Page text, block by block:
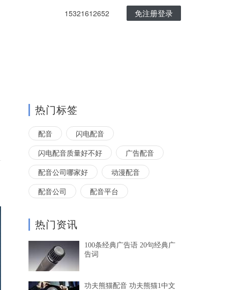
15321612652 免注册登录
热门标签
配音
闪电配音
闪电配音质量好不好
广告配音
配音公司哪家好
动漫配音
配音公司
配音平台
热门资讯
100条经典广告语 20句经典广
告词
功夫熊猫配音 功夫熊猫1中文